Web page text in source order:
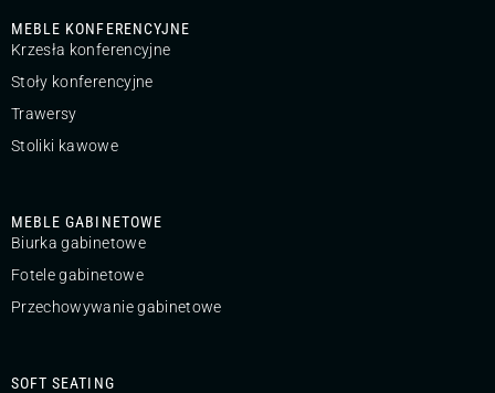
MEBLE KONFERENCYJNE
Krzesła konferencyjne
Stoły konferencyjne
Trawersy
Stoliki kawowe
MEBLE GABINETOWE
Biurka gabinetowe
Fotele gabinetowe
Przechowywanie gabinetowe
SOFT SEATING